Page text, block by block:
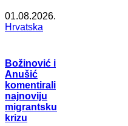
01.08.2026.
Hrvatska
Božinović i
Anušić
komentirali
najnoviju
migrantsku
krizu